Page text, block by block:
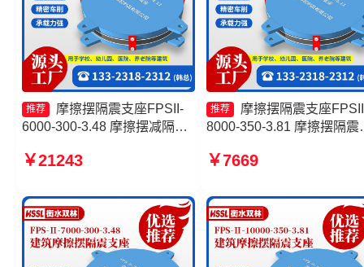
推荐
摩擦摆隔震支座FPSII-
6000-300-3.48 摩擦摆减隔震
支座FPSII-3000-300-3.48源
FJZQZ9000GD源头工厂
￥21243
推荐
摩擦摆隔震支座
8000-350-3.81 摩擦摆隔震
摩擦摆隔震支座FPSII-
支座FPS-Ⅱ-2000-400-
产厂家
￥7669